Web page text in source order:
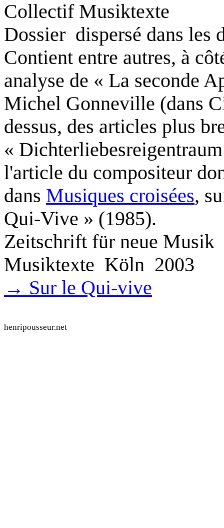
Collectif Musiktexte
Dossier dispersé dans les
Contient entre autres, à
analyse de « La seconde
Michel Gonneville (dans
dessus, des articles plus
«
l'article du compositeur
dans Musiques croisées,
Qui-Vive » (1985).
Zeitschrift für neue Musik
Musiktexte Köln 2003
→ Sur le Qui-vive
henripousseur.net